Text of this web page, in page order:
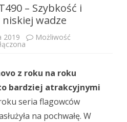
– Szybkość i
wadze
2019 Możliwość
z roku na roku
bardziej atrakcyjnymi
seria flagowców
na pochwałę. W